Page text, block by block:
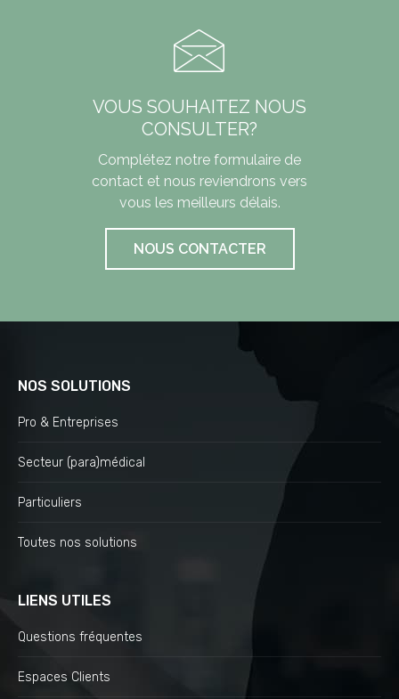
VOUS SOUHAITEZ NOUS
CONSULTER?
Complétez notre formulaire de
contact et nous reviendrons vers
vous les meilleurs délais.
NOUS CONTACTER
NOS SOLUTIONS
Pro & Entreprises
Secteur (para)médical
Particuliers
Toutes nos solutions
LIENS UTILES
Questions fréquentes
Espaces Clients